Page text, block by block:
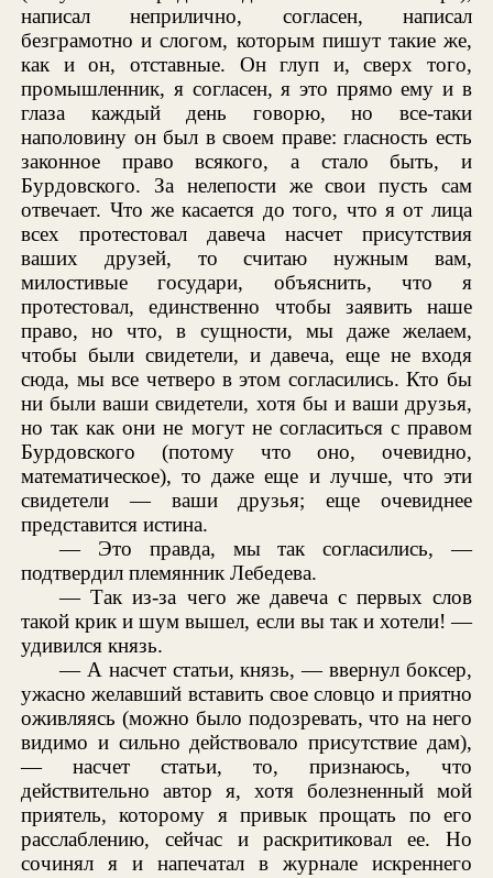
написал неприлично, согласен, написал
безграмотно и слогом, которым пишут такие же,
как и он, отставные. Он глуп и, сверх того,
промышленник, я согласен, я это прямо ему и в
глаза каждый день говорю, но все-таки
наполовину он был в своем праве: гласность есть
законное право всякого, а стало быть, и
Бурдовского. За нелепости же свои пусть сам
отвечает. Что же касается до того, что я от лица
всех протестовал давеча насчет присутствия
ваших друзей, то считаю нужным вам,
милостивые государи, объяснить, что я
протестовал, единственно чтобы заявить наше
право, но что, в сущности, мы даже желаем,
чтобы были свидетели, и давеча, еще не входя
сюда, мы все четверо в этом согласились. Кто бы
ни были ваши свидетели, хотя бы и ваши друзья,
но так как они не могут не согласиться с правом
Бурдовского (потому что оно, очевидно,
математическое), то даже еще и лучше, что эти
свидетели — ваши друзья; еще очевиднее
представится истина.
— Это правда, мы так согласились, —
подтвердил племянник Лебедева.
— Так из-за чего же давеча с первых слов
такой крик и шум вышел, если вы так и хотели! —
удивился князь.
— А насчет статьи, князь, — ввернул боксер,
ужасно желавший вставить свое словцо и приятно
оживляясь (можно было подозревать, что на него
видимо и сильно действовало присутствие дам),
— насчет статьи, то, признаюсь, что
действительно автор я, хотя болезненный мой
приятель, которому я привык прощать по его
расслаблению, сейчас и раскритиковал ее. Но
сочинял я и напечатал в журнале искреннего